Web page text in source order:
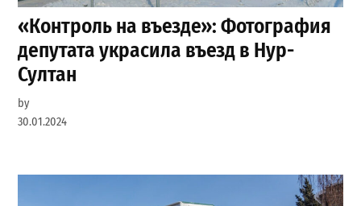
«Контроль на въезде»: Фотография
депутата украсила въезд в Нур-
Султан
by
30.01.2024